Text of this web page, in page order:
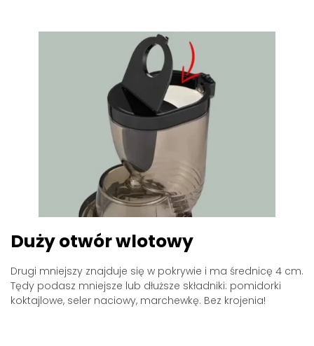
Duży otwór wlotowy
Drugi mniejszy znajduje się w pokrywie i ma średnicę 4 cm.
Tędy podasz mniejsze lub dłuższe składniki: pomidorki
koktajlowe, seler naciowy, marchewkę. Bez krojenia!